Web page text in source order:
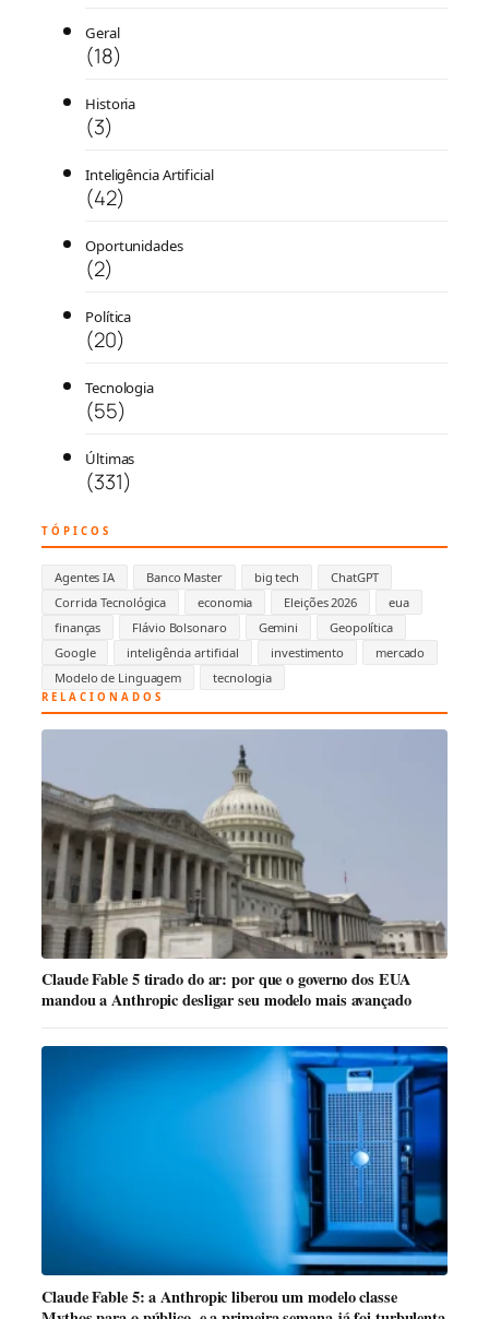
Geral
(18)
Historia
(3)
Inteligência Artificial
(42)
Oportunidades
(2)
Política
(20)
Tecnologia
(55)
Últimas
(331)
TÓPICOS
Agentes IA Banco Master big tech
ChatGPT
Corrida Tecnológica
economia Eleições 2026
eua
finanças
Flávio Bolsonaro Gemini
Geopolítica
Google
inteligência artificial investimento
mercado
Modelo de Linguagem
tecnologia
RELACIONADOS
Claude Fable 5 tirado do ar: por que o governo dos EUA
mandou a Anthropic desligar seu modelo mais avançado
Claude Fable 5: a Anthropic liberou um modelo classe